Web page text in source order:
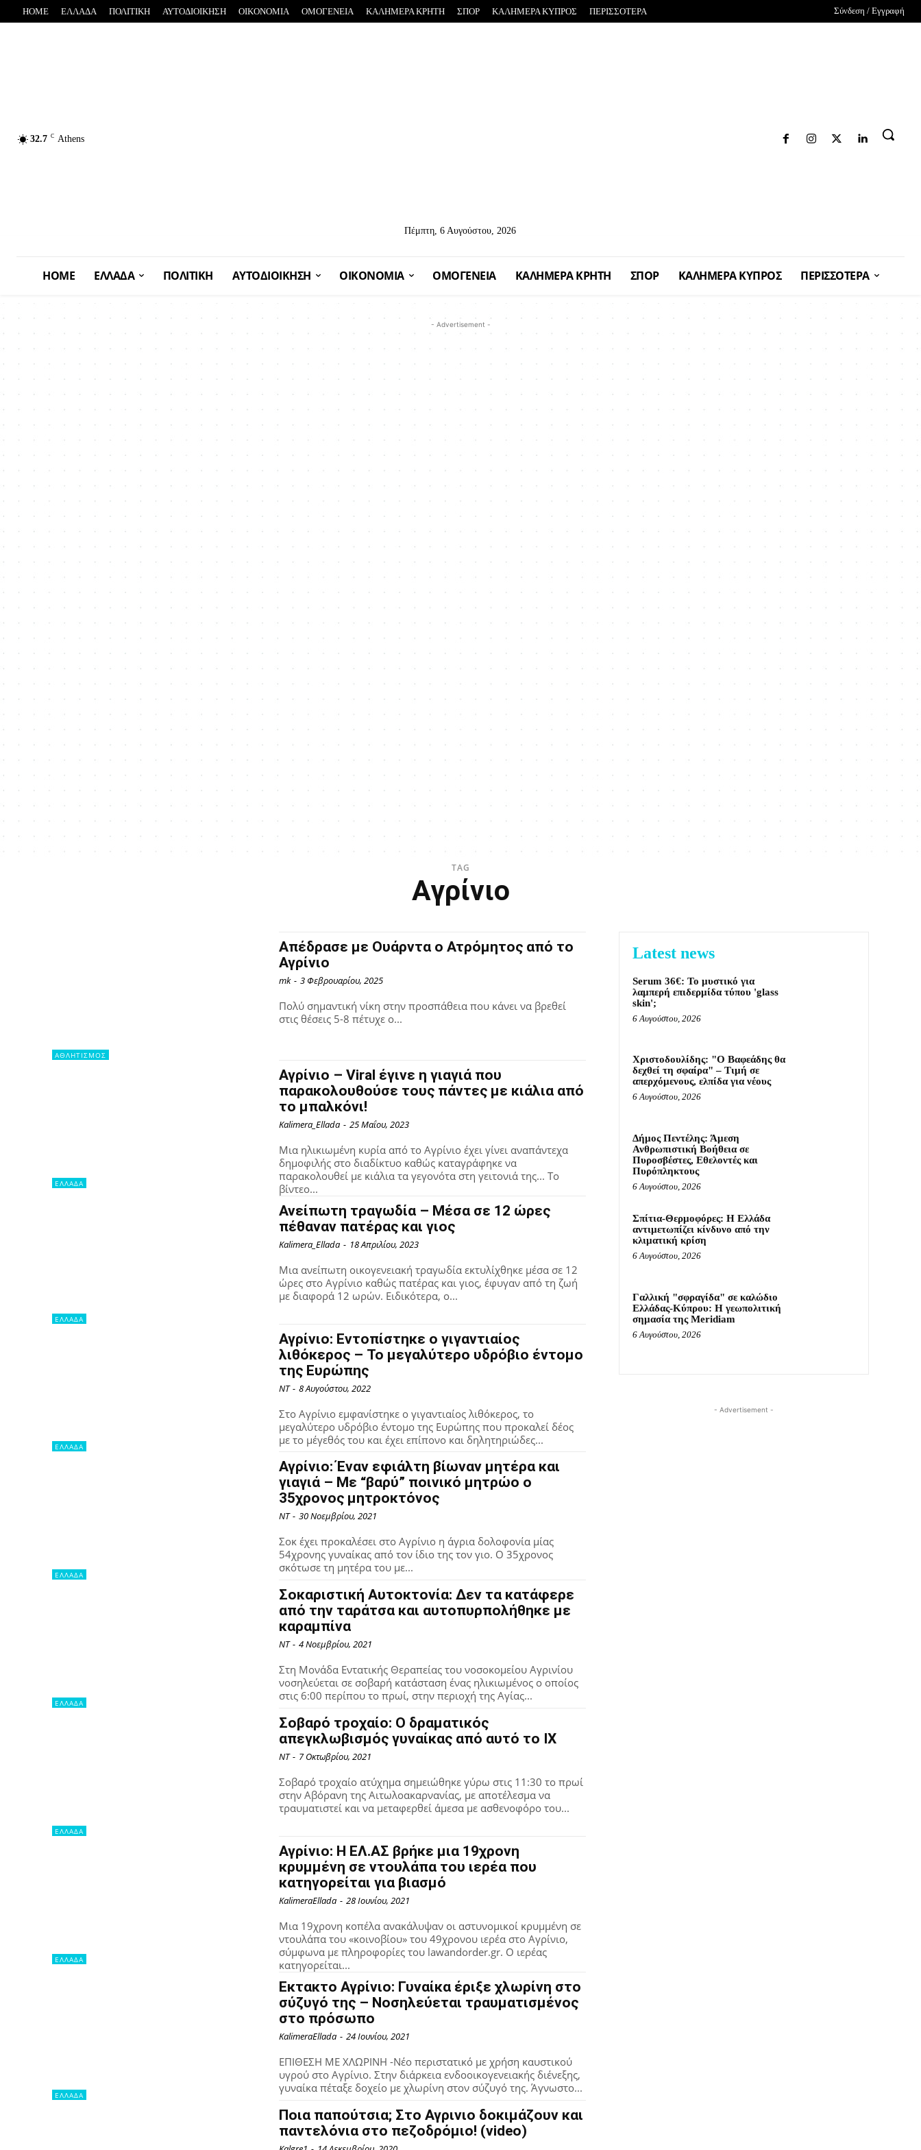
HOME ΕΛΛΑΔΑ ΠΟΛΙΤΙΚΗ ΑΥΤΟΔΙΟΙΚΗΣΗ OIKONOMIA ΟΜΟΓΕΝΕΙΑ ΚΑΛΗΜΕΡΑ ΚΡΗΤΗ ΣΠΟΡ ΚΑΛΗΜΕΡΑ ΚΥΠΡΟΣ ΠΕΡΙΣΣΟΤΕΡΑ Σύνδεση / Εγγραφή
32.7 C Athens
Πέμπτη, 6 Αυγούστου, 2026
HOME ΕΛΛΑΔΑ ΠΟΛΙΤΙΚΗ ΑΥΤΟΔΙΟΙΚΗΣΗ OIKONOMIA ΟΜΟΓΕΝΕΙΑ ΚΑΛΗΜΕΡΑ ΚΡΗΤΗ ΣΠΟΡ ΚΑΛΗΜΕΡΑ ΚΥΠΡΟΣ ΠΕΡΙΣΣΟΤΕΡΑ
- Advertisement -
TAG
Αγρίνιο
ΑΘΛΗΤΙΣΜΟΣ
Απέδρασε με Ουάρντα ο Ατρόμητος από το
Αγρίνιο
mk - 3 Φεβρουαρίου, 2025
Πολύ σημαντική νίκη στην προσπάθεια που κάνει να βρεθεί
στις θέσεις 5-8 πέτυχε ο...
ΕΛΛΑΔΑ
Αγρίνιο – Viral έγινε η γιαγιά που
παρακολουθούσε τους πάντες με κιάλια από
το μπαλκόνι!
Kalimera_Ellada - 25 Μαΐου, 2023
Μια ηλικιωμένη κυρία από το Αγρίνιο έχει γίνει αναπάντεχα
δημοφιλής στο διαδίκτυο καθώς καταγράφηκε να
παρακολουθεί με κιάλια τα γεγονότα στη γειτονιά της... Το
βίντεο...
ΕΛΛΑΔΑ
Ανείπωτη τραγωδία – Μέσα σε 12 ώρες
πέθαναν πατέρας και γιος
Kalimera_Ellada - 18 Απριλίου, 2023
Μια ανείπωτη οικογενειακή τραγωδία εκτυλίχθηκε μέσα σε 12
ώρες στο Αγρίνιο καθώς πατέρας και γιος, έφυγαν από τη ζωή
με διαφορά 12 ωρών. Ειδικότερα, ο...
ΕΛΛΑΔΑ
Αγρίνιο: Εντοπίστηκε ο γιγαντιαίος
λιθόκερος – Το μεγαλύτερο υδρόβιο έντομο
της Ευρώπης
NT - 8 Αυγούστου, 2022
Στο Αγρίνιο εμφανίστηκε ο γιγαντιαίος λιθόκερος, το
μεγαλύτερο υδρόβιο έντομο της Ευρώπης που προκαλεί δέος
με το μέγεθός του και έχει επίπονο και δηλητηριώδες...
ΕΛΛΑΔΑ
Αγρίνιο: Έναν εφιάλτη βίωναν μητέρα και
γιαγιά – Με “βαρύ” ποινικό μητρώο ο
35χρονος μητροκτόνος
NT - 30 Νοεμβρίου, 2021
Σοκ έχει προκαλέσει στο Αγρίνιο η άγρια δολοφονία μίας
54χρονης γυναίκας από τον ίδιο της τον γιο. Ο 35χρονος
σκότωσε τη μητέρα του με...
ΕΛΛΑΔΑ
Σοκαριστική Αυτοκτονία: Δεν τα κατάφερε
από την ταράτσα και αυτοπυρπολήθηκε με
καραμπίνα
NT - 4 Νοεμβρίου, 2021
Στη Μονάδα Εντατικής Θεραπείας του νοσοκομείου Αγρινίου
νοσηλεύεται σε σοβαρή κατάσταση ένας ηλικιωμένος ο οποίος
στις 6:00 περίπου το πρωί, στην περιοχή της Αγίας...
ΕΛΛΑΔΑ
Σοβαρό τροχαίο: Ο δραματικός
απεγκλωβισμός γυναίκας από αυτό το ΙΧ
NT - 7 Οκτωβρίου, 2021
Σοβαρό τροχαίο ατύχημα σημειώθηκε γύρω στις 11:30 το πρωί
στην Αβόρανη της Αιτωλοακαρνανίας, με αποτέλεσμα να
τραυματιστεί και να μεταφερθεί άμεσα με ασθενοφόρο του...
ΕΛΛΑΔΑ
Αγρίνιο: Η ΕΛ.ΑΣ βρήκε μια 19χρονη
κρυμμένη σε ντουλάπα του ιερέα που
κατηγορείται για βιασμό
KalimeraEllada - 28 Ιουνίου, 2021
Μια 19χρονη κοπέλα ανακάλυψαν οι αστυνομικοί κρυμμένη σε
ντουλάπα του «κοινοβίου» του 49χρονου ιερέα στο Αγρίνιο,
σύμφωνα με πληροφορίες του lawandorder.gr. Ο ιερέας
κατηγορείται...
ΕΛΛΑΔΑ
Εκτακτο Αγρίνιο: Γυναίκα έριξε χλωρίνη στο
σύζυγό της – Νοσηλεύεται τραυματισμένος
στο πρόσωπο
KalimeraEllada - 24 Ιουνίου, 2021
ΕΠΙΘΕΣΗ ΜΕ ΧΛΩΡΙΝΗ -Νέο περιστατικό με χρήση καυστικού
υγρού στο Αγρίνιο. Στην διάρκεια ενδοοικογενειακής διένεξης,
γυναίκα πέταξε δοχείο με χλωρίνη στον σύζυγό της. Άγνωστο...
Ποια παπούτσια; Στο Αγρινιο δοκιμάζουν και
παντελόνια στο πεζοδρόμιο! (video)
Latest news
Serum 36€: Το μυστικό για
λαμπερή επιδερμίδα τύπου 'glass
skin';
6 Αυγούστου, 2026
Χριστοδουλίδης: "Ο Βαφεάδης θα
δεχθεί τη σφαίρα" – Τιμή σε
απερχόμενους, ελπίδα για νέους
6 Αυγούστου, 2026
Δήμος Πεντέλης: Άμεση
Ανθρωπιστική Βοήθεια σε
Πυροσβέστες, Εθελοντές και
Πυρόπληκτους
6 Αυγούστου, 2026
Σπίτια-Θερμοφόρες: Η Ελλάδα
αντιμετωπίζει κίνδυνο από την
κλιματική κρίση
6 Αυγούστου, 2026
Γαλλική "σφραγίδα" σε καλώδιο
Ελλάδας-Κύπρου: Η γεωπολιτική
σημασία της Meridiam
6 Αυγούστου, 2026
- Advertisement -